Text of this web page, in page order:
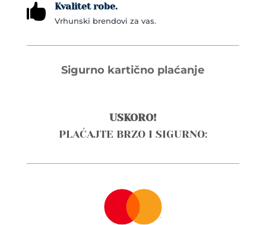
 Kvalitet robe.
Vrhunski brendovi za vas.
Sigurno kartično plaćanje
USKORO!
PLAĆAJTE BRZO I SIGURNO: